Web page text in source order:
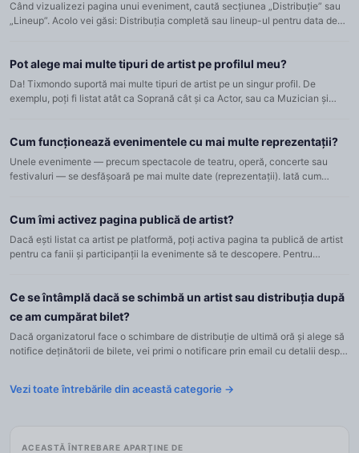
Când vizualizezi pagina unui eveniment, caută secțiunea „Distribuție” sau
„Lineup”. Acolo vei găsi: Distribuția completă sau lineup-ul pentru data de
Pot alege mai multe tipuri de artist pe profilul meu?
Da! Tixmondo suportă mai multe tipuri de artist pe un singur profil. De
exemplu, poți fi listat atât ca Soprană cât și ca Actor, sau ca Muzician și
Cum funcționează evenimentele cu mai multe reprezentații?
Unele evenimente — precum spectacole de teatru, operă, concerte sau
festivaluri — se desfășoară pe mai multe date (reprezentații). Iată cum
Cum îmi activez pagina publică de artist?
Dacă ești listat ca artist pe platformă, poți activa pagina ta publică de artist
pentru ca fanii și participanții la evenimente să te descopere. Pentru
Ce se întâmplă dacă se schimbă un artist sau distribuția după
ce am cumpărat bilet?
Dacă organizatorul face o schimbare de distribuție de ultimă oră și alege să
notifice deținătorii de bilete, vei primi o notificare prin email cu detalii despre
Vezi toate întrebările din această categorie →
ACEASTĂ ÎNTREBARE APARȚINE DE